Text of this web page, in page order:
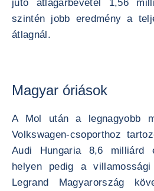
jutó átlagárbevétel 1,56
szintén jobb eredmény a
átlagnál.
Magyar óriások
A Mol után a legnagyobb
Volkswagen-csoporthoz
Audi Hungaria 8,6 milliárd
helyen pedig a
Legrand Magyarország